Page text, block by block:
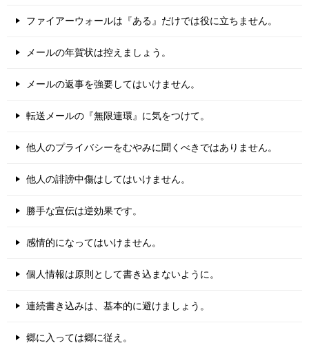
ファイアーウォールは『ある』だけでは役に立ちません。
メールの年賀状は控えましょう。
メールの返事を強要してはいけません。
転送メールの『無限連環』に気をつけて。
他人のプライバシーをむやみに聞くべきではありません。
他人の誹謗中傷はしてはいけません。
勝手な宣伝は逆効果です。
感情的になってはいけません。
個人情報は原則として書き込まないように。
連続書き込みは、基本的に避けましょう。
郷に入っては郷に従え。